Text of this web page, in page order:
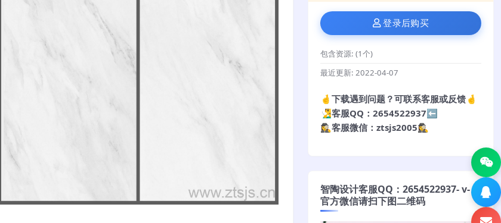
登录后购买
包含资源: (1个)
最近更新: 2022-04-07
🤞下载遇到问题？可联系客服或反馈🤞
🧏‍♂️客服QQ：2654522937⬅️
🕵️‍♀️客服微信：ztsjs2005🕵️‍♀️
智陶设计客服QQ：2654522937- v-
官方微信请扫下图二维码